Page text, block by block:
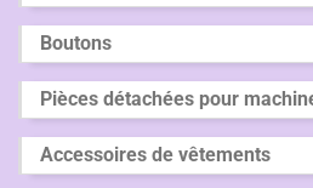
Boutons
Pièces détachées pour
Accessoires de vêtements